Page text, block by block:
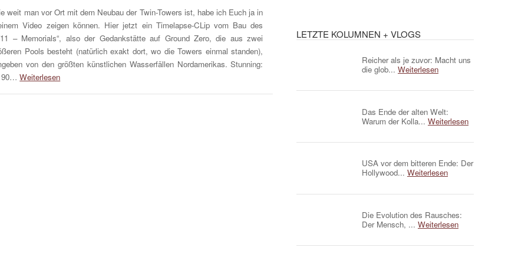
weit man vor Ort mit dem Neubau der Twin-Towers ist, habe ich Euch ja in
Video zeigen können. Hier jetzt ein Timelapse-CLip vom Bau des
11 – Memorials“, also der Gedankstätte auf Ground Zero, die aus zwei
Pools besteht (natürlich exakt dort, wo die Towers einmal standen),
von den größten künstlichen Wasserfällen Nordamerikas. Stunning:
90…Weiterlesen
LETZTE KOLUMNEN + VLOGS
Reicher als je zuvor: Macht uns
die glob... Weiterlesen
Das Ende der alten Welt:
Warum der Kolla... Weiterlesen
USA vor dem bitteren Ende: Der
Hollywood... Weiterlesen
Die Evolution des Rausches:
Der Mensch, ... Weiterlesen